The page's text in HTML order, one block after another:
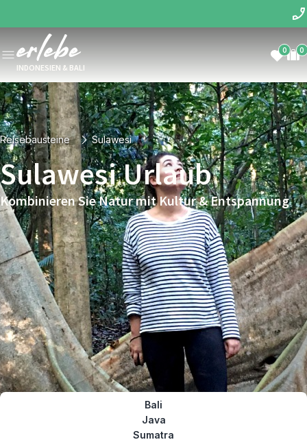
INDONESIEN & BALI
0 0
Reisebausteine Sulawesi
Sulawesi Urlaub
Kombinieren Sie Natur mit Kultur & Entspannung
Bali
Java
Sumatra